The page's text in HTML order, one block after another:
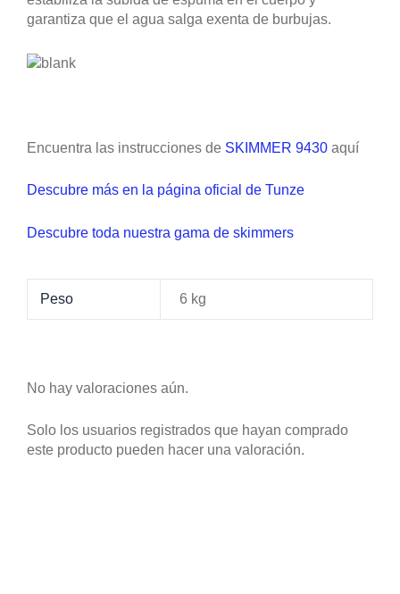
garantiza que el agua salga exenta de burbujas.
Encuentra las instrucciones de SKIMMER 9430 aquí
Descubre más en la página oficial de Tunze
Descubre toda nuestra gama de skimmers
Peso 6 kg
No hay valoraciones aún.
Solo los usuarios registrados que hayan comprado
este producto pueden hacer una valoración.